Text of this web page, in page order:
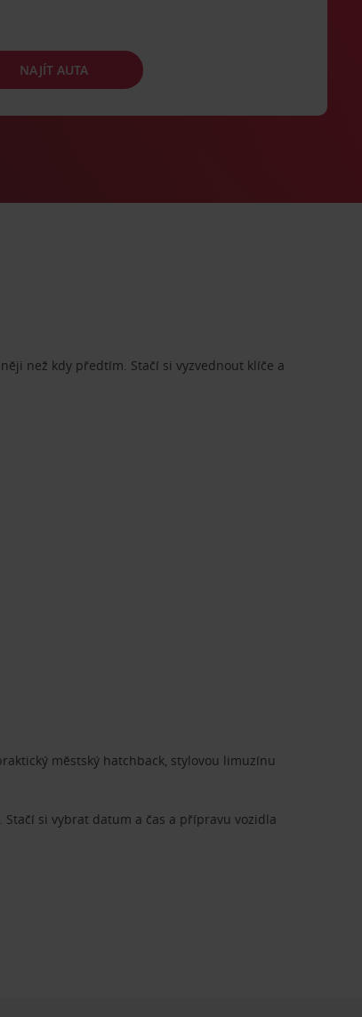
NAJÍT AUTA
než kdy předtím. Stačí si vyzvednout klíče a
městský hatchback, stylovou limuzínu
si vybrat datum a čas a přípravu vozidla